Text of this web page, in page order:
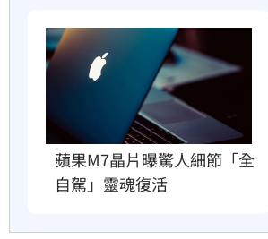
蘋果M7晶片曝驚人細節「全
自駕」靈魂復活